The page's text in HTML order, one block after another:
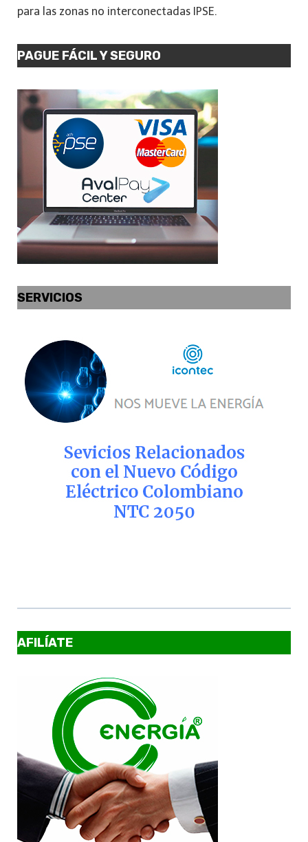
para las zonas no interconectadas IPSE.
PAGUE FÁCIL Y SEGURO
SERVICIOS
AFILÍATE